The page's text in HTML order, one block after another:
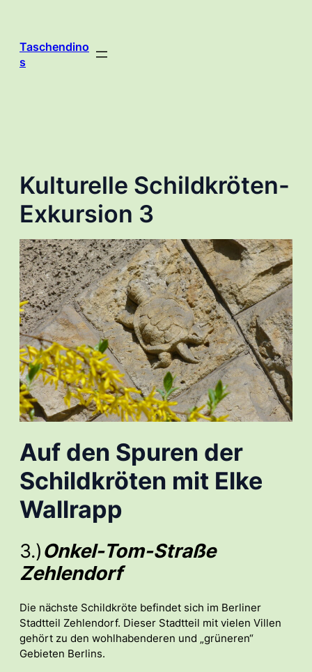
springen
Taschendino
s
Kulturelle Schildkröten-
Exkursion 3
Auf den Spuren der
Schildkröten mit Elke
Wallrapp
3.)Onkel-Tom-Straße
Zehlendorf
Die nächste Schildkröte befindet sich im Berliner
Stadtteil Zehlendorf. Dieser Stadtteil mit vielen Villen
gehört zu den wohlhabenderen und „grüneren“
Gebieten Berlins.